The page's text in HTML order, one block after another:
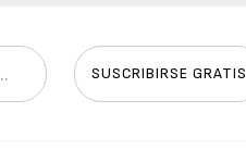
SUSCRIBIRSE GRATIS